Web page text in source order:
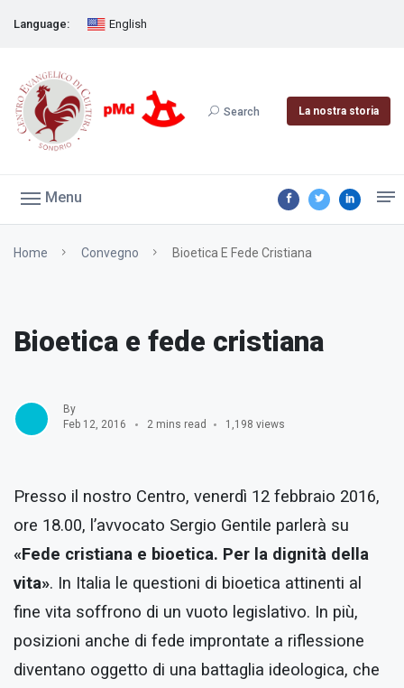
Language: English
Search La nostra storia
Menu
Home Convegno Bioetica E Fede Cristiana
Bioetica e fede cristiana
By
Feb 12, 2016
2 mins read 1,198 views
Presso il nostro Centro, venerdì 12 febbraio 2016,
ore 18.00, l’avvocato Sergio Gentile parlerà su
«Fede cristiana e bioetica. Per la dignità della
vita». In Italia le questioni di bioetica attinenti al
fine vita soffrono di un vuoto legislativo. In più,
posizioni anche di fede improntate a riflessione
diventano oggetto di una battaglia ideologica, che